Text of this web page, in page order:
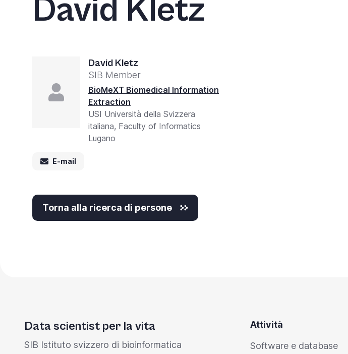
David Kletz
David Kletz
SIB Member
BioMeXT Biomedical Information
Extraction
USI Università della Svizzera
italiana, Faculty of Informatics
Lugano
E-mail
Torna alla ricerca di persone
Data scientist per la vita
SIB Istituto svizzero di bioinformatica
Attività
Software e database